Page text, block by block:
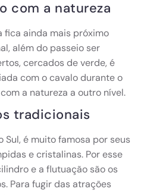
com a natureza
fica ainda mais próximo
além do passeio ser
cercados de verde, é
com o cavalo durante o
a natureza a outro nível.
tradicionais
Sul, é muito famosa por seus
e cristalinas. Por esse
e a flutuação são os
Para fugir das atrações